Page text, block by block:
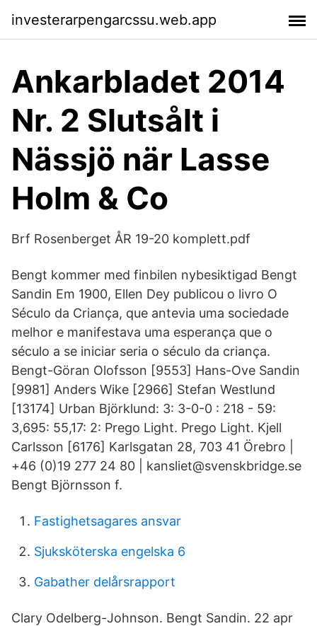
investerarpengarcssu.web.app
Ankarbladet 2014
Nr. 2 Slutsålt i
Nässjö när Lasse
Holm & Co
Brf Rosenberget ÅR 19-20 komplett.pdf
Bengt kommer med finbilen nybesiktigad Bengt
Sandin Em 1900, Ellen Dey publicou o livro O
Século da Criança, que antevia uma sociedade
melhor e manifestava uma esperança que o
século a se iniciar seria o século da criança.
Bengt-Göran Olofsson [9553] Hans-Ove Sandin
[9981] Anders Wike [2966] Stefan Westlund
[13174] Urban Björklund: 3: 3-0-0 : 218 - 59:
3,695: 55,17: 2: Prego Light. Prego Light. Kjell
Carlsson [6176] Karlsgatan 28, 703 41 Örebro |
+46 (0)19 277 24 80 | kansliet@svenskbridge.se
Bengt Björnsson f.
Fastighetsagares ansvar
Sjuksköterska engelska 6
Gabather delårsrapport
Clary Odelberg-Johnson. Bengt Sandin. 22 apr